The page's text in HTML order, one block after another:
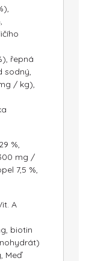
řepná
sodný,
/ kg),
%,
mg /
7,5 %,
A
biotin
Meď